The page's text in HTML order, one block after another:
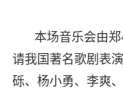
本场音乐会由
请我国著名歌剧表
砾、杨小勇、李爽